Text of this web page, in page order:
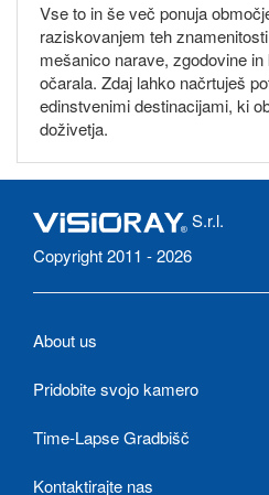
Vse to in še več ponuja
raziskovanjem teh
mešanico narave, zgodovine
očarala. Zdaj lahko načrtuješ
edinstvenimi destinacijami, ki
doživetja.
S.r.l.
Copyright 2011 - 2026
About us
Pridobite svojo kamero
Time-Lapse Gradbišč
Kontaktirajte nas